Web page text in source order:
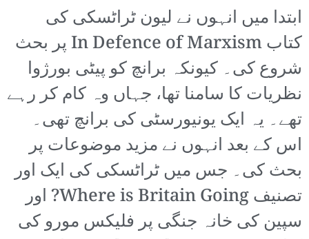
ابتدا میں انہوں نے لیون ٹراٹسکی کی
کتاب In Defence of Marxism پر بحث
شروع کی۔ کیونکہ برانچ کو پیٹی بورژوا
نظریات کا سامنا تھا، جہاں وہ کام کر رہے
تھے۔ یہ ایک یونیورسٹی کی برانچ تھی۔
اس کے بعد انہوں نے مزید موضوعات پر
بحث کی۔ جس میں ٹراٹسکی کی ایک اور
تصنیف Where is Britain Going? اور
سپین کی خانہ جنگی پر فلیکس مورو کی